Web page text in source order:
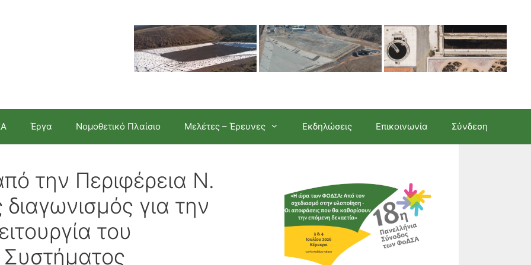
Έργα Νομοθετικό Πλαίσιο Μελέτες – Έρευνες Εκδηλώσεις Επικοινωνία Σύνδεση
την Περιφέρεια Ν.
διαγωνισμός για την
του